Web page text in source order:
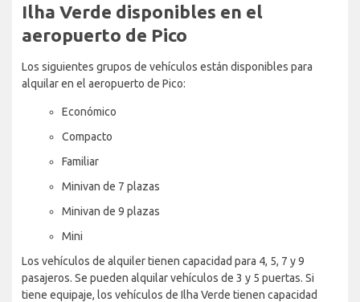
Ilha Verde disponibles en el
aeropuerto de Pico
Los siguientes grupos de vehículos están disponibles para
alquilar en el aeropuerto de Pico:
Económico
Compacto
Familiar
Minivan de 7 plazas
Minivan de 9 plazas
Mini
Los vehículos de alquiler tienen capacidad para 4, 5, 7 y 9
pasajeros. Se pueden alquilar vehículos de 3 y 5 puertas. Si
tiene equipaje, los vehículos de Ilha Verde tienen capacidad